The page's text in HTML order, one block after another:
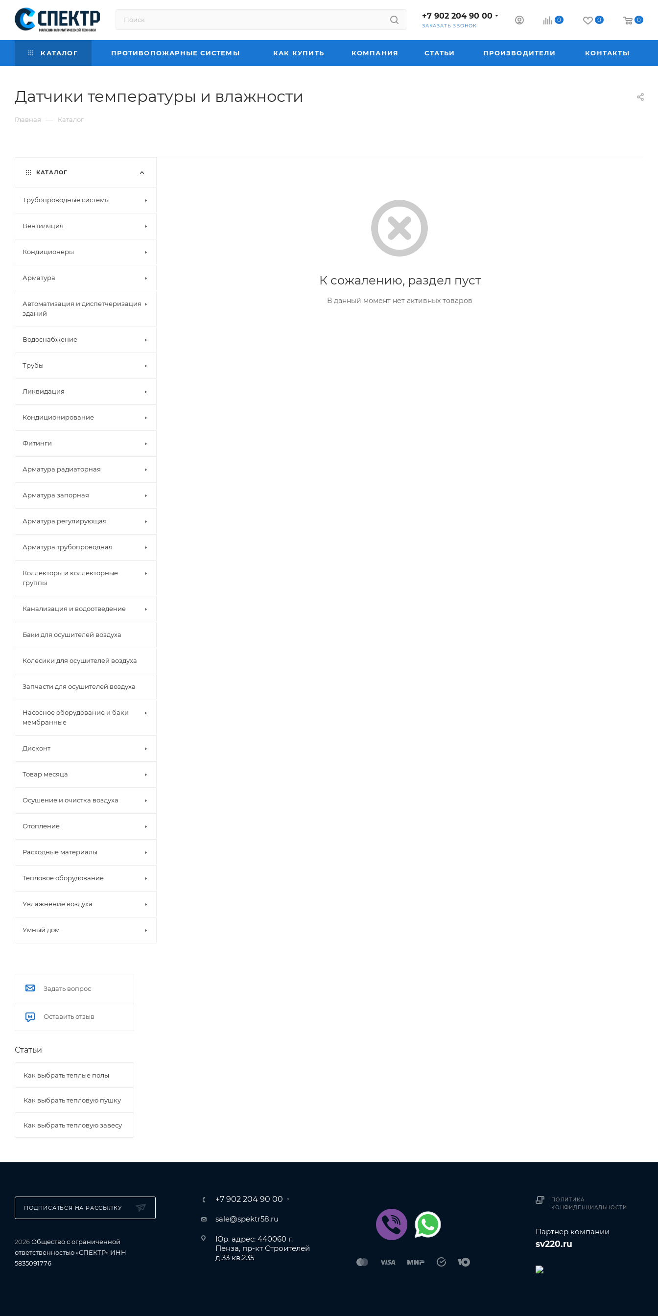
+7 902 204 90 00
ЗАКАЗАТЬ ЗВОНОК
0 0 0
КАТАЛОГ ПРОТИВОПОЖАРНЫЕ СИСТЕМЫ КАК КУПИТЬ КОМПАНИЯ СТАТЬИ ПРОИЗВОДИТЕЛИ КОНТАКТЫ
Датчики температуры и влажности
Главная — Каталог
К сожалению, раздел пуст
В данный момент нет активных товаров
КАТАЛОГ
Трубопроводные системы
Вентиляция
Кондиционеры
Арматура
Автоматизация и диспетчеризация
зданий
Водоснабжение
Трубы
Ликвидация
Кондиционирование
Фитинги
Арматура радиаторная
Арматура запорная
Арматура регулирующая
Арматура трубопроводная
Коллекторы и коллекторные
группы
Канализация и водоотведение
Баки для осушителей воздуха
Колесики для осушителей воздуха
Запчасти для осушителей воздуха
Насосное оборудование и баки
мембранные
Дисконт
Товар месяца
Осушение и очистка воздуха
Отопление
Расходные материалы
Тепловое оборудование
Увлажнение воздуха
Умный дом
Задать вопрос
Оставить отзыв
Статьи
Как выбрать теплые полы
Как выбрать тепловую пушку
Как выбрать тепловую завесу
ПОДПИСАТЬСЯ НА РАССЫЛКУ
2026Общество с ограниченной
ответственностью «СПЕКТР» ИНН
5835091776
+7 902 204 90 00
sale@spektr58.ru
Юр. адрес: 440060 г.
Пенза, пр-кт Строителей
д.33 кв.235
ПОЛИТИКА
КОНФИДЕНЦИАЛЬНОСТИ
Партнер компании
sv220.ru